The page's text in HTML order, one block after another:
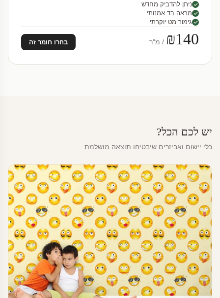
ניתן להדביק מחדש
מראה בד אמנותי
גימור מט יוקרתי
₪140 / מ"ר בחרו חומר זה
יש לכם הכל?
כלי יישום ואביזרים שיבטיחו תוצאה מושלמת